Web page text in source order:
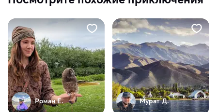
Роман Е. Мурат Д.